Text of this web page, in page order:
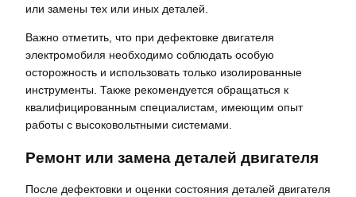
или замены тех или иных деталей.
Важно отметить, что при дефектовке двигателя
электромобиля необходимо соблюдать особую
осторожность и использовать только изолированные
инструменты. Также рекомендуется обращаться к
квалифицированным специалистам, имеющим опыт
работы с высоковольтными системами.
Ремонт или замена деталей двигателя
После дефектовки и оценки состояния деталей двигателя